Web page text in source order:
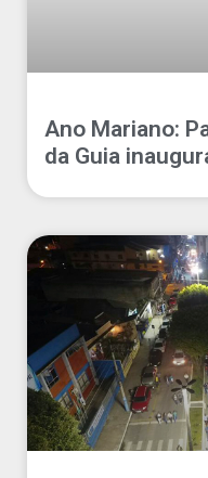
Ano Mariano:
da Guia